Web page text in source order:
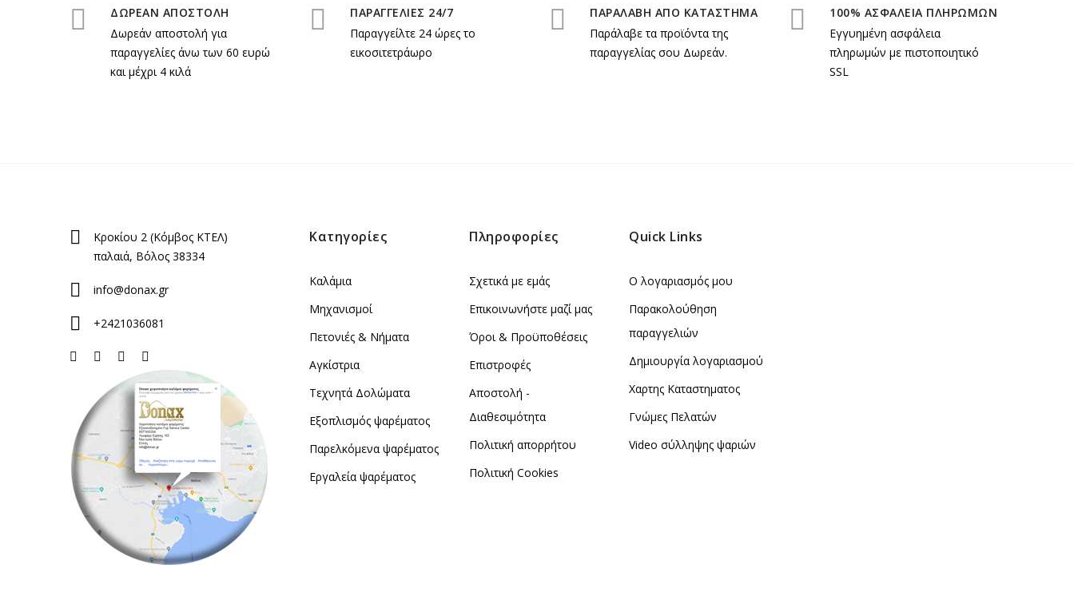
ΔΩΡΕΑΝ ΑΠΟΣΤΟΛΗ
Δωρεάν αποστολή για
παραγγελίες άνω των 60 ευρώ
και μέχρι 4 κιλά
ΠΑΡΑΓΓΕΛΙΕΣ 24/7
Παραγγείλτε 24 ώρες το
εικοσιτετράωρο
ΠΑΡΑΛΑΒΗ ΑΠΟ ΚΑΤΑΣΤΗΜΑ
Παράλαβε τα προϊόντα της
παραγγελίας σου Δωρεάν.
100% ΑΣΦΑΛΕΙΑ ΠΛΗΡΩΜΩΝ
Εγγυημένη ασφάλεια
πληρωμών με πιστοποιητικό
SSL
Κροκίου 2 (Κόμβος ΚΤΕΛ)
παλαιά, Βόλος 38334
info@donax.gr
+2421036081
Κατηγορίες
Καλάμια
Μηχανισμοί
Πετονιές & Νήματα
Αγκίστρια
Τεχνητά Δολώματα
Εξοπλισμός ψαρέματος
Παρελκόμενα ψαρέματος
Εργαλεία ψαρέματος
Πληροφορίες
Σχετικά με εμάς
Επικοινωνήστε μαζί μας
Όροι & Προϋποθέσεις
Επιστροφές
Αποστολή -
Διαθεσιμότητα
Πολιτική απορρήτου
Πολιτική Cookies
Quick Links
Ο λογαριασμός μου
Παρακολούθηση
παραγγελιών
Δημιουργία λογαριασμού
Χαρτης Καταστηματος
Γνώμες Πελατών
Video σύλληψης ψαριών